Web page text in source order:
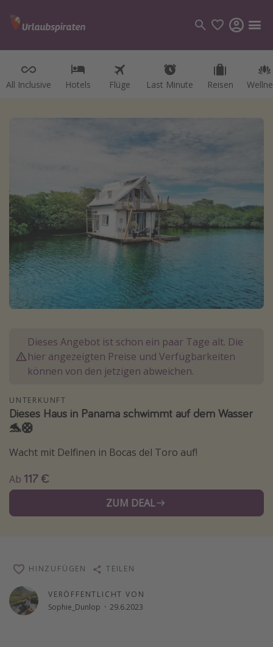
All Inclusive Hotels Flüge Last Minute Reisen
Kategorien
Reiseziele
Alle Reiseziele
Österreich
Italien
Lombardei
Korsika
Reisethemen
Städtereisen
Strandurlaub
Wellnessurlaub
Kurzurlaub
Reise Journal
Schönste Naturwunder der Welt
Digital Nomad Tipps
Dieses Angebot ist schon ein paar Tage alt. Die
hier angezeigten Preise und Verfügbarkeiten
können von den jetzigen abweichen.
UNTERKUNFT
Dieses Haus in Panama schwimmt auf dem Wasser
🐬🛟
Wacht mit Delfinen in Bocas del Toro auf!
Ab 117 €
ZUM DEAL
VERÖFFENTLICHT VON
Sophie_Dunlop · 29.6.2023
HINZUFÜGEN TEILEN